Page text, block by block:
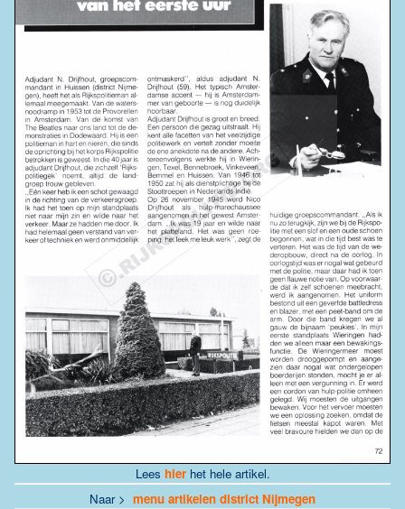
Lees hierhet hele artikel.
Naar > menu artikelen district Nijmegen